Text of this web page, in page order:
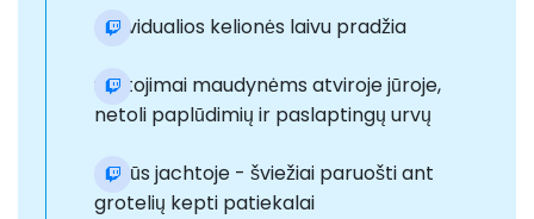
Individualios kelionės laivu pradžia
Sustojimai maudynėms atviroje jūroje,
netoli paplūdimių ir paslaptingų urvų
Pietūs jachtoje - šviežiai paruošti ant
grotelių kepti patiekalai